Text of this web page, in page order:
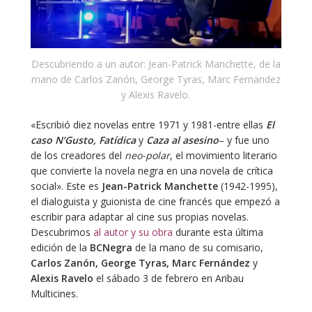
Descubriendo a un autor: Jean-Patrick Manchette, de la
mano de Carlos Zanón, George Tyras, Marc Fernandez
y Alexis Ravelo.
«Escribió diez novelas entre 1971 y 1981-entre ellas El
caso N’Gusto, Fatídicay Caza al asesino– y fue uno
de los creadores del neo-polar, el movimiento literario
que convierte la novela negra en una novela de crítica
social». Este es Jean-Patrick Manchette(1942-1995),
el dialoguista y guionista de cine francés que empezó a
escribir para adaptar al cine sus propias novelas.
Descubrimos al autor y su obra durante esta última
edición de la BCNegra de la mano de su comisario,
Carlos Zanón, George Tyras, Marc Fernández y
Alexis Ravelo el sábado 3 de febrero en Aribau
Multicines.